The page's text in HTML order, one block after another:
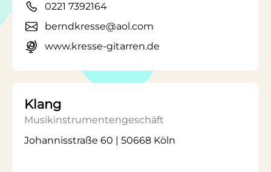
0221 7392164
berndkresse@aol.com
www.kresse-gitarren.de
Klang
Musikinstrumentengeschäft
Johannisstraße 60 | 50668 Köln